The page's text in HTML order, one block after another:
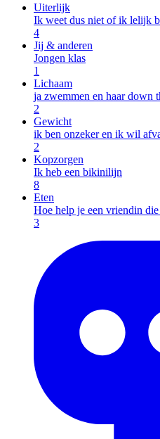
Uiterlijk
Ik weet dus niet of ik lelijk
4
Jij & anderen
Jongen klas
1
Lichaam
ja zwemmen en haar down
2
Gewicht
ik ben onzeker en ik wil
2
Kopzorgen
Ik heb een bikinilijn
8
Eten
Hoe help je een vriendin
3